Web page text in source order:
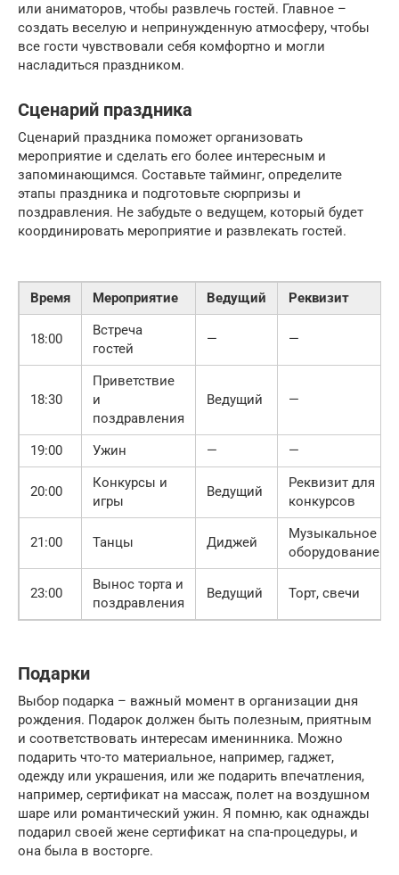
или аниматоров, чтобы развлечь гостей. Главное –
создать веселую и непринужденную атмосферу, чтобы
все гости чувствовали себя комфортно и могли
насладиться праздником.
Сценарий праздника
Сценарий праздника поможет организовать
мероприятие и сделать его более интересным и
запоминающимся. Составьте тайминг, определите
этапы праздника и подготовьте сюрпризы и
поздравления. Не забудьте о ведущем, который будет
координировать мероприятие и развлекать гостей.
Время Мероприятие Ведущий Реквизит
18:00
Встреча
гостей
— —
18:30
Приветствие
и
поздравления
Ведущий —
19:00 Ужин — —
20:00
Конкурсы и
игры
Ведущий
Реквизит для
конкурсов
21:00 Танцы Диджей
Музыкальное
оборудование
23:00
Вынос торта и
поздравления
Ведущий Торт, свечи
Подарки
Выбор подарка – важный момент в организации дня
рождения. Подарок должен быть полезным, приятным
и соответствовать интересам именинника. Можно
подарить что-то материальное, например, гаджет,
одежду или украшения, или же подарить впечатления,
например, сертификат на массаж, полет на воздушном
шаре или романтический ужин. Я помню, как однажды
подарил своей жене сертификат на спа-процедуры, и
она была в восторге.